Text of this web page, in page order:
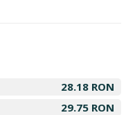
28.18 RON
29.75 RON